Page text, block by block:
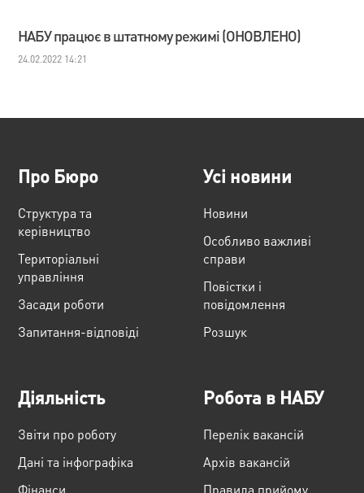
НАБУ працює в штатному режимі (ОНОВЛЕНО)
24.02.2022 14:21
Про Бюро
Структура та
керівництво
Територіальні
управління
Засади роботи
Запитання-відповіді
Усі новини
Новини
Особливо важливі
справи
Повістки і
повідомлення
Розшук
Діяльність
Звіти про роботу
Дані та інфографіка
Фінанси
Робота в НАБУ
Перелік вакансій
Архів вакансій
Правила прийому